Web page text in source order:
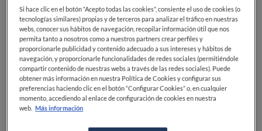
quieres descubrir sitios nuevos en tu zona de
residencia, toma nota de los mejores restaurantes
peruanos de Madrid.
LEER MÁS
Quispe
MADRID, ESPAÑA
Si hace clic en el botón “Acepto todas las cookies”, consiente el uso de cookies (o
tecnologías similares) propias y de terceros para analizar el tráfico en nuestras
webs, conocer sus hábitos de navegación, recopilar información útil que nos
permita tanto a nosotros como a nuestros partners crear perfiles y
proporcionarle publicidad y contenido adecuado a sus intereses y hábitos de
navegación, y proporcionarle funcionalidades de redes sociales (permitiéndole
compartir contenido de nuestras webs a través de las redes sociales). Puede
obtener más información en nuestra Política de Cookies y configurar sus
preferencias haciendo clic en el botón “Configurar Cookies” o, en cualquier
momento, accediendo al enlace de configuración de cookies en nuestra
web. Más información